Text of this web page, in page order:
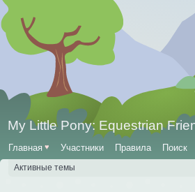
My Little Pony: Equestrian
Главная ♥ Участники Правила Поиск
Активные темы